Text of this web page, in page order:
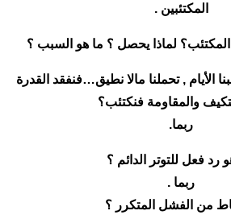
المكتئبين .
لماذا يحصل ؟ ما هو السبب ؟
الأيام , تحملنا مالا نطيق…فنفقد القدرة
والمقاومة فنكتئب؟
ربما.
رد فعل للتوتر الدائم ؟
ربما .
من الفشل المتكرر ؟